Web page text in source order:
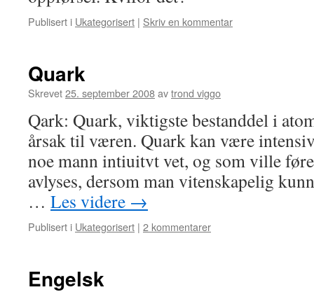
Publisert i Ukategorisert | Skriv en kommentar
Quark
Skrevet25. september 2008avtrond viggo
Qark: Quark, viktigste bestanddel i
årsak til væren. Quark kan være
noe mann intiuitvt vet, og som ville
avlyses, dersom man vitenskapelig
… Les videre →
Publisert i Ukategorisert | 2 kommentarer
Engelsk